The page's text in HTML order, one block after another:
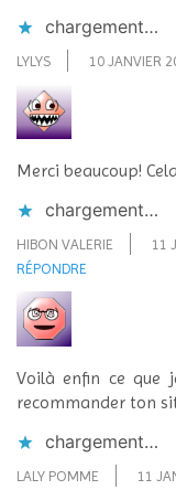
chargement…
LYLYS 10 JANVIER
Merci beaucoup!
chargement…
HIBON VALERIE 11
RÉPONDRE
Voilà enfin ce que
recommander ton
chargement…
LALY POMME 11